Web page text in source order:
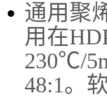
通用聚
用在
230℃/
48:1。